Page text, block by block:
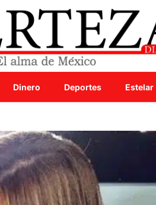
Dinero Deportes Estelar